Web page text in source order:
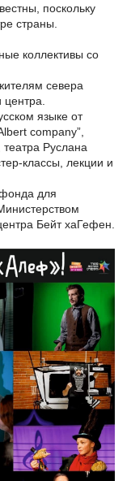
поскольку
страны.
коллективы со
севера
языке от
company”,
Руслана
классы, лекции и
для
Бейт хаГефен.